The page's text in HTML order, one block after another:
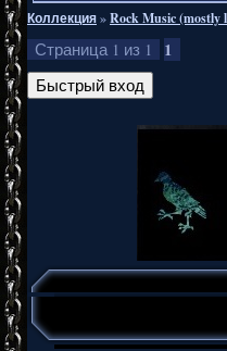
Коллекция»Rock Music (mostly
Страница 1 из 1 1